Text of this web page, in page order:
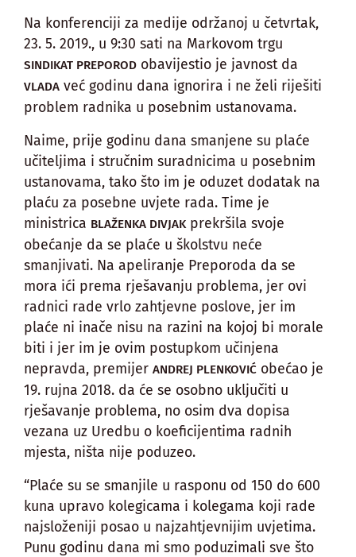
Na konferenciji za medije održanoj u četvrtak,
23. 5. 2019., u 9:30 sati na Markovom trgu
SINDIKAT PREPOROD obavijestio je javnost da
VLADA već godinu dana ignorira i ne želi riješiti
problem radnika u posebnim ustanovama.
Naime, prije godinu dana smanjene su plaće
učiteljima i stručnim suradnicima u posebnim
ustanovama, tako što im je oduzet dodatak na
plaću za posebne uvjete rada. Time je
ministrica BLAŽENKA DIVJAKprekršila svoje
obećanje da se plaće u školstvu neće
smanjivati. Na apeliranje Preporoda da se
mora ići prema rješavanju problema, jer ovi
radnici rade vrlo zahtjevne poslove, jer im
plaće ni inače nisu na razini na kojoj bi morale
biti i jer im je ovim postupkom učinjena
nepravda, premijer ANDREJ PLENKOVIĆ obećao je
19. rujna 2018. da će se osobno uključiti u
rješavanje problema, no osim dva dopisa
vezana uz Uredbu o koeficijentima radnih
mjesta, ništa nije poduzeo.
“Plaće su se smanjile u rasponu od 150 do 600
kuna upravo kolegicama i kolegama koji rade
najsloženiji posao u najzahtjevnijim uvjetima.
Punu godinu dana mi smo poduzimali sve što